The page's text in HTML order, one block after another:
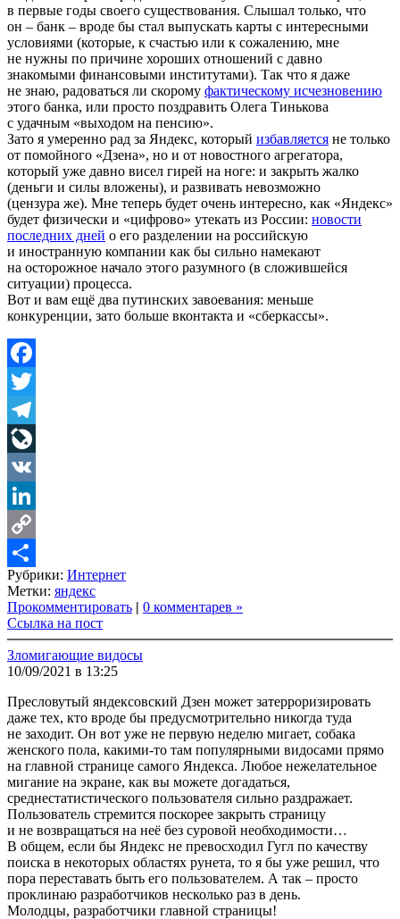
в первые годы своего существования. Слышал только, что
он – банк – вроде бы стал выпускать карты с интересными
условиями (которые, к счастью или к сожалению, мне
не нужны по причине хороших отношений с давно
знакомыми финансовыми институтами). Так что я даже
не знаю, радоваться ли скорому фактическому исчезновению
этого банка, или просто поздравить Олега Тинькова
с удачным «выходом на пенсию».
Зато я умеренно рад за Яндекс, который избавляется не только
от помойного «Дзена», но и от новостного агрегатора,
который уже давно висел гирей на ноге: и закрыть жалко
(деньги и силы вложены), и развивать невозможно
(цензура же). Мне теперь будет очень интересно, как «Яндекс»
будет физически и «цифрово» утекать из России: новости
последних дней о его разделении на российскую
и иностранную компании как бы сильно намекают
на осторожное начало этого разумного (в сложившейся
ситуации) процесса.
Вот и вам ещё два путинских завоевания: меньше
конкуренции, зато больше вконтакта и «сберкассы».
Facebook
Twitter
Telegram
LiveJournal
VK
LinkedIn
Copy
Link
Share
Рубрики: Интернет
Метки: яндекс
Прокомментировать | 0 комментарев »
Ссылка на пост
Зломигающие видосы
10/09/2021 в 13:25
Пресловутый яндексовский Дзен может затерроризировать
даже тех, кто вроде бы предусмотрительно никогда туда
не заходит. Он вот уже не первую неделю мигает, собака
женского пола, какими-то там популярными видосами прямо
на главной странице самого Яндекса. Любое нежелательное
мигание на экране, как вы можете догадаться,
среднестатистического пользователя сильно раздражает.
Пользователь стремится поскорее закрыть страницу
и не возвращаться на неё без суровой необходимости…
В общем, если бы Яндекс не превосходил Гугл по качеству
поиска в некоторых областях рунета, то я бы уже решил, что
пора переставать быть его пользователем. А так – просто
проклинаю разработчиков несколько раз в день.
Молодцы, разработчики главной страницы!